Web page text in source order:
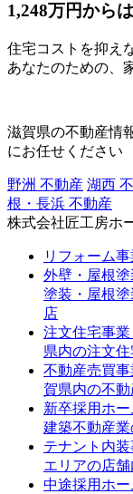
1,248万円から
住宅コストを抑え
あなたのための、
滋賀県の不動産情
にお任せください
野洲 不動産 湖西
根・長浜 不動産
株式会社匠工房ホ
リフォーム事
外壁・屋根塗
塗装・屋根
店
注文住宅事業
県内の注文住
不動産売買事
賀県内の不動
新卒採用ホ
建築不動産業
テナント内装
エリアの店
中途採用ホ